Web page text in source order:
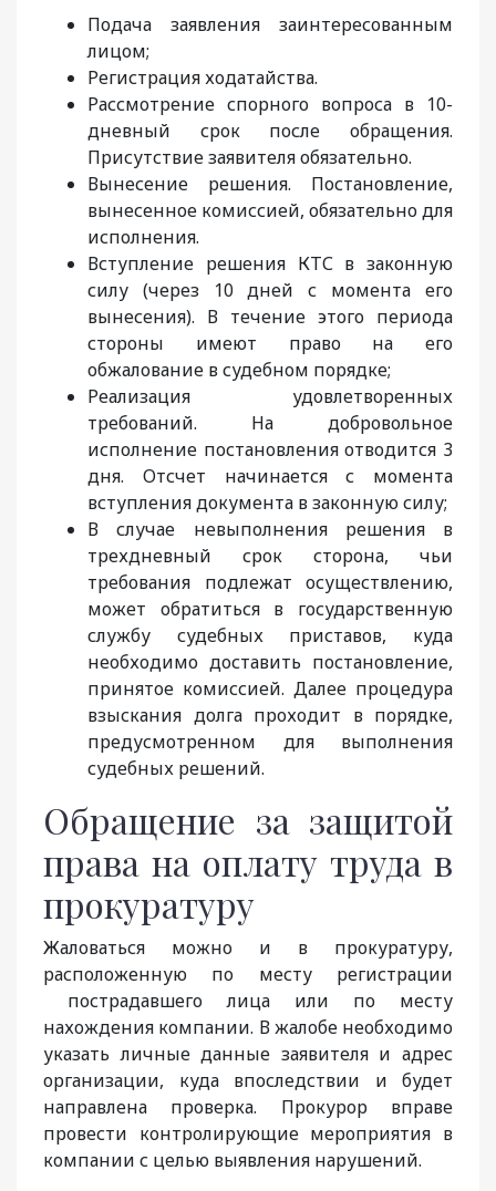
Подача заявления заинтересованным
лицом;
Регистрация ходатайства.
Рассмотрение спорного вопроса в 10-
дневный срок после обращения.
Присутствие заявителя обязательно.
Вынесение решения. Постановление,
вынесенное комиссией, обязательно для
исполнения.
Вступление решения КТС в законную
силу (через 10 дней с момента его
вынесения). В течение этого периода
стороны имеют право на его
обжалование в судебном порядке;
Реализация удовлетворенных
требований. На добровольное
исполнение постановления отводится 3
дня. Отсчет начинается с момента
вступления документа в законную силу;
В случае невыполнения решения в
трехдневный срок сторона, чьи
требования подлежат осуществлению,
может обратиться в государственную
службу судебных приставов, куда
необходимо доставить постановление,
принятое комиссией. Далее процедура
взыскания долга проходит в порядке,
предусмотренном для выполнения
судебных решений.
Обращение за защитой
права на оплату труда в
прокуратуру
Жаловаться можно и в прокуратуру,
расположенную по месту регистрации
пострадавшего лица или по месту
нахождения компании. В жалобе необходимо
указать личные данные заявителя и адрес
организации, куда впоследствии и будет
направлена проверка. Прокурор вправе
провести контролирующие мероприятия в
компании с целью выявления нарушений.